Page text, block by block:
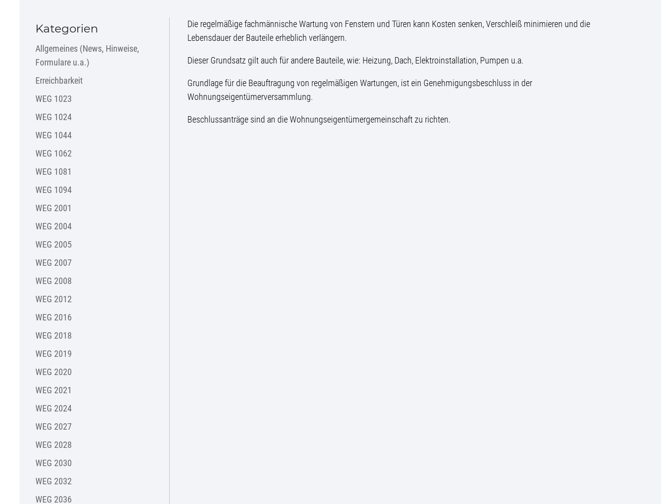
Kategorien
Allgemeines (News, Hinweise,
Formulare u.a.)
Erreichbarkeit
WEG 1023
WEG 1024
WEG 1044
WEG 1062
WEG 1081
WEG 1094
WEG 2001
WEG 2004
WEG 2005
WEG 2007
WEG 2008
WEG 2012
WEG 2016
WEG 2018
WEG 2019
WEG 2020
WEG 2021
WEG 2024
WEG 2027
WEG 2028
WEG 2030
WEG 2032
WEG 2036
Die regelmäßige fachmännische Wartung von Fenstern und Türen kann Kosten senken, Verschleiß minimieren und die
Lebensdauer der Bauteile erheblich verlängern.
Dieser Grundsatz gilt auch für andere Bauteile, wie: Heizung, Dach, Elektroinstallation, Pumpen u.a.
Grundlage für die Beauftragung von regelmäßigen Wartungen, ist ein Genehmigungsbeschluss in der
Wohnungseigentümerversammlung.
Beschlussanträge sind an die Wohnungseigentümergemeinschaft zu richten.